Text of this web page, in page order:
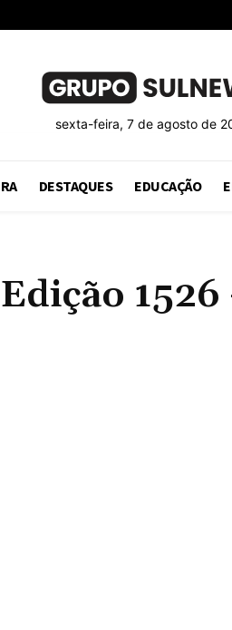
sexta-feira, 7 de agosto de
DESTAQUES EDUCAÇÃO
1526